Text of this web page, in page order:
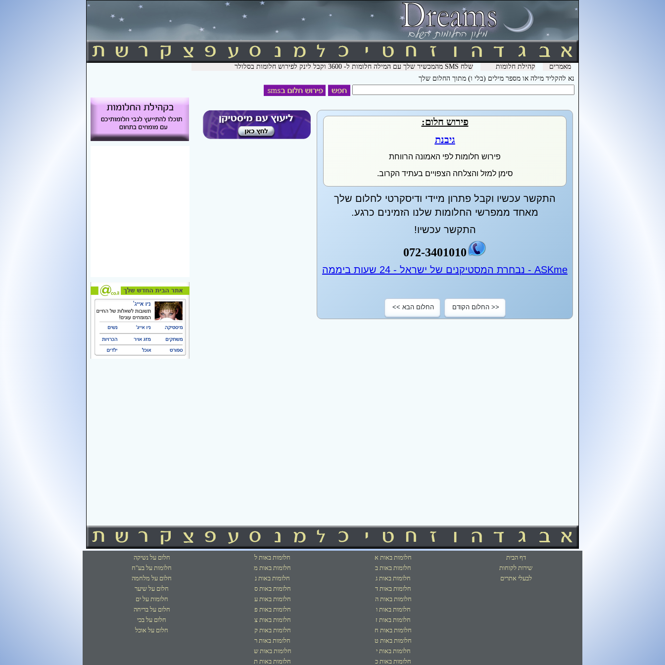
מאמרים קהילת חלומות
שלח SMS מהמכשיר שלך עם המילה חלומות ל- 3600 וקבל לינק לפירוש חלומות בסלולר
נא להקליד מילה או מספר מילים (בלי ו) מתוך החלום שלך
פירוש חלום:
גיבנת
פירוש חלומות לפי האמונה הרווחת
סימן למזל והצלחה הצפויים בעתיד הקרוב.
התקשר עכשיו וקבל פתרון מיידי ודיסקרטי לחלום שלך
מאחד ממפרשי החלומות שלנו הזמינים כרגע.
התקשר עכשיו!
072-3401010
ASKme - נבחרת המסטיקנים של ישראל - 24 שעות ביממה
<< החלום הקודם החלום הבא >>
דף הבית
שירות לקוחות
לבעלי אתרים
חלומות באות א
חלומות באות ב
חלומות באות ג
חלומות באות ד
חלומות באות ה
חלומות באות ו
חלומות באות ז
חלומות באות ח
חלומות באות ט
חלומות באות י
חלומות באות כ
חלומות באות ל
חלומות באות מ
חלומות באות נ
חלומות באות ס
חלומות באות ע
חלומות באות פ
חלומות באות צ
חלומות באות ק
חלומות באות ר
חלומות באות ש
חלומות באות ת
חלום על נשיקה
חלומות על בע"ח
חלום על מלחמה
חלום על שיער
חלומות על ים
חלום על בריחה
חלום על בכי
חלום על אוכל